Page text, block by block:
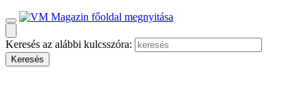
Keresés az alábbi kulcsszóra: